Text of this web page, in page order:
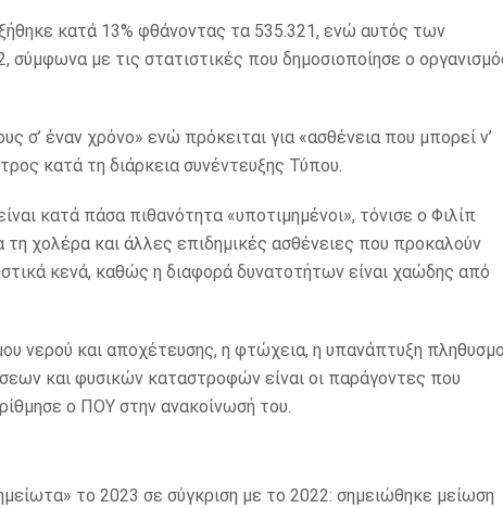
κατά 13% φθάνοντας τα 535.321, ενώ αυτός των
με τις στατιστικές που δημοσιοποίησε ο
έναν χρόνο» ενώ πρόκειται για «ασθένεια που μπορεί ν’
κατά τη διάρκεια συνέντευξης Τύπου.
κατά πάσα πιθανότητα «υποτιμημένοι», τόνισε ο Φιλίπ
χολέρα και άλλες επιδημικές ασθένειες που προκαλούν
κενά, καθώς η διαφορά δυνατοτήτων είναι χαώδης από
νερού και αποχέτευσης, η φτώχεια, η υπανάπτυξη
και φυσικών καταστροφών είναι οι παράγοντες που
ο ΠΟΥ στην ανακοίνωσή του.
το 2023 σε σύγκριση με το 2022: σημειώθηκε μείωση